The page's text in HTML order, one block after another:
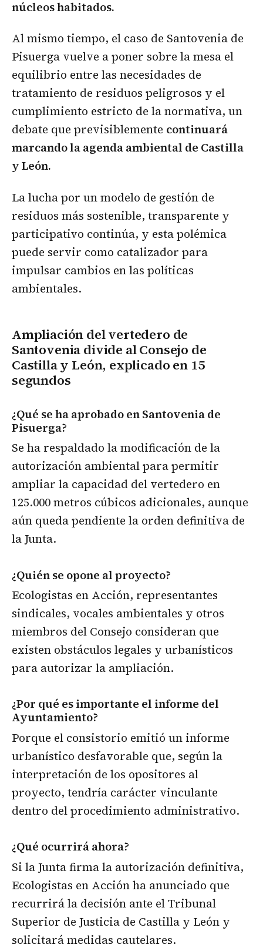
núcleos habitados.
Al mismo tiempo, el caso de Santovenia de
Pisuerga vuelve a poner sobre la mesa el
equilibrio entre las necesidades de
tratamiento de residuos peligrosos y el
cumplimiento estricto de la normativa, un
debate que previsiblemente continuará
marcando la agenda ambiental de Castilla
y León.
La lucha por un modelo de gestión de
residuos más sostenible, transparente y
participativo continúa, y esta polémica
puede servir como catalizador para
impulsar cambios en las políticas
ambientales.
Ampliación del vertedero de
Santovenia divide al Consejo de
Castilla y León, explicado en 15
segundos
¿Qué se ha aprobado en Santovenia de
Pisuerga?
Se ha respaldado la modificación de la
autorización ambiental para permitir
ampliar la capacidad del vertedero en
125.000 metros cúbicos adicionales, aunque
aún queda pendiente la orden definitiva de
la Junta.
¿Quién se opone al proyecto?
Ecologistas en Acción, representantes
sindicales, vocales ambientales y otros
miembros del Consejo consideran que
existen obstáculos legales y urbanísticos
para autorizar la ampliación.
¿Por qué es importante el informe del
Ayuntamiento?
Porque el consistorio emitió un informe
urbanístico desfavorable que, según la
interpretación de los opositores al
proyecto, tendría carácter vinculante
dentro del procedimiento administrativo.
¿Qué ocurrirá ahora?
Si la Junta firma la autorización definitiva,
Ecologistas en Acción ha anunciado que
recurrirá la decisión ante el Tribunal
Superior de Justicia de Castilla y León y
solicitará medidas cautelares.